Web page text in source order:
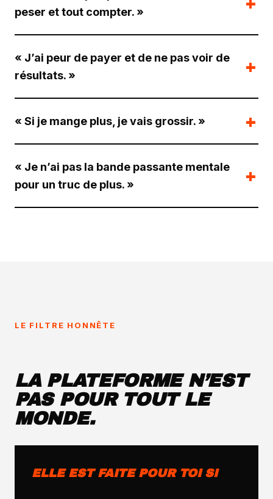
peser et tout compter. »
« J’ai peur de payer et de ne pas voir de
résultats. »
« Si je mange plus, je vais grossir. »
« Je n’ai pas la bande passante mentale
pour un truc de plus. »
LE FILTRE HONNÊTE
LA PLATEFORME N’EST
PAS POUR TOUT LE
MONDE.
ELLE EST FAITE POUR TOI SI